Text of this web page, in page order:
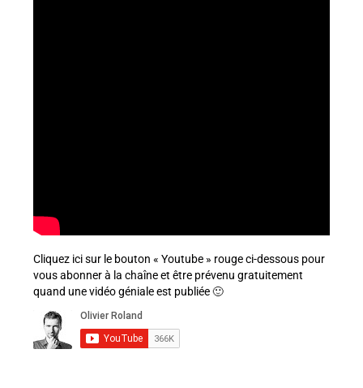
Cliquez ici sur le bouton « Youtube » rouge ci-dessous pour
vous abonner à la chaîne et être prévenu gratuitement
quand une vidéo géniale est publiée 🙂